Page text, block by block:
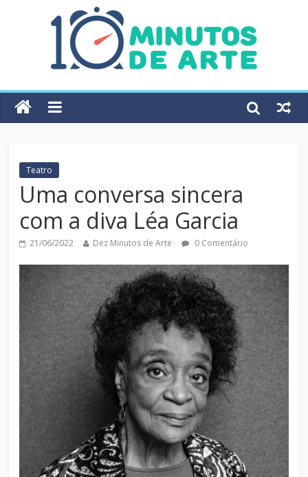
Teatro
Uma conversa sincera
com a diva Léa Garcia
21/06/2022 Dez Minutos de Arte 0 Comentário